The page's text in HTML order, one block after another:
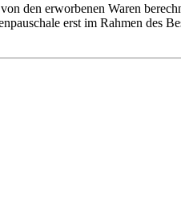
den erworbenen Waren
erst im Rahmen des